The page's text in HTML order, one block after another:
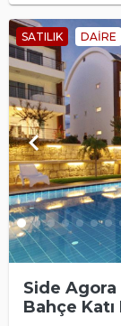
SATILIK DAIRE
keyboard_arrow_left
Side Agora
Bahçe Katı